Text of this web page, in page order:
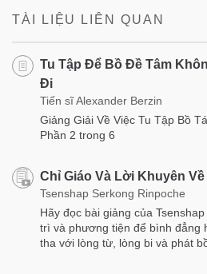
TÀI LIỆU LIÊN QUAN
Tu Tập Để Bồ Đề Tâm
Đi
Tiến sĩ Alexander Berzin
Giảng Giải Về Việc Tu Tập Bồ
Phần 2 trong 6
Chỉ Giáo Và Lời Khuyên
Tsenshap Serkong Rinpoche
Hãy đọc bài giảng của
trì và phương tiện để bình đẳng
tha với lòng từ, lòng bi và phát